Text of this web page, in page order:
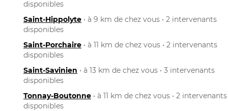
disponibles
Saint-Hippolyte • à 9 km de chez vous • 2 intervenants
disponibles
Saint-Porchaire • à 11 km de chez vous • 2 intervenants
disponibles
Saint-Savinien • à 13 km de chez vous • 3 intervenants
disponibles
Tonnay-Boutonne • à 11 km de chez vous • 2 intervenants
disponibles